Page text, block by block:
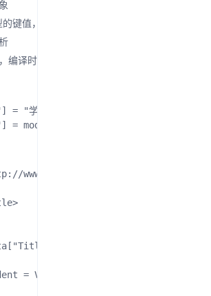
键值，存储和chaxun
编译时也没有类型检查
= "学生视图";
www.w3.org/1999/xhtml">
h1>
= ViewData["model"] as